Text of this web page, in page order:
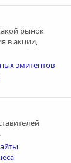
рынок
в акции,
эмитентов